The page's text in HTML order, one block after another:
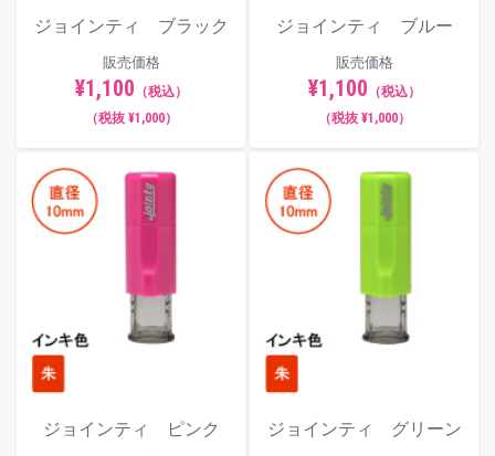
ジョインティ ブラック
販売価格
¥1,100 （税込）
（税抜 ¥1,000）
ジョインティ ブルー
販売価格
¥1,100 （税込）
（税抜 ¥1,000）
ジョインティ ピンク ジョインティ グリーン